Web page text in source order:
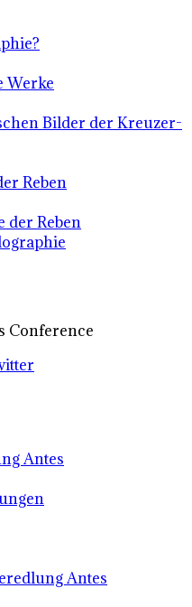
Werke
Bilder der Kreuzer-
Reben
der Reben
Conference
Antes
Antes